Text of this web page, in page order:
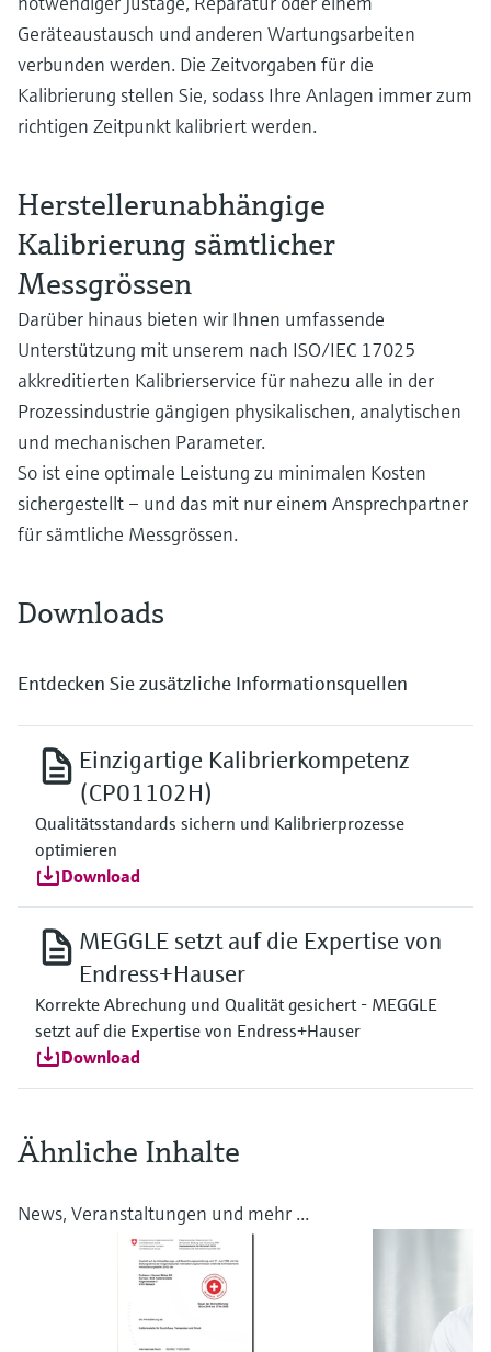
Geräteaustausch und anderen Wartungsarbeiten
verbunden werden. Die Zeitvorgaben für die
Kalibrierung stellen Sie, sodass Ihre Anlagen immer zum
richtigen Zeitpunkt kalibriert werden.
Herstellerunabhängige
Kalibrierung sämtlicher
Messgrössen
Darüber hinaus bieten wir Ihnen umfassende
Unterstützung mit unserem nach ISO/IEC 17025
akkreditierten Kalibrierservice für nahezu alle in der
Prozessindustrie gängigen physikalischen, analytischen
und mechanischen Parameter.
So ist eine optimale Leistung zu minimalen Kosten
sichergestellt – und das mit nur einem Ansprechpartner
für sämtliche Messgrössen.
Downloads
Entdecken Sie zusätzliche Informationsquellen
Einzigartige Kalibrierkompetenz
(CP01102H)
Qualitätsstandards sichern und Kalibrierprozesse
optimieren
Download
MEGGLE setzt auf die Expertise von
Endress+Hauser
Korrekte Abrechung und Qualität gesichert - MEGGLE
setzt auf die Expertise von Endress+Hauser
Download
Ähnliche Inhalte
News, Veranstaltungen und mehr ...